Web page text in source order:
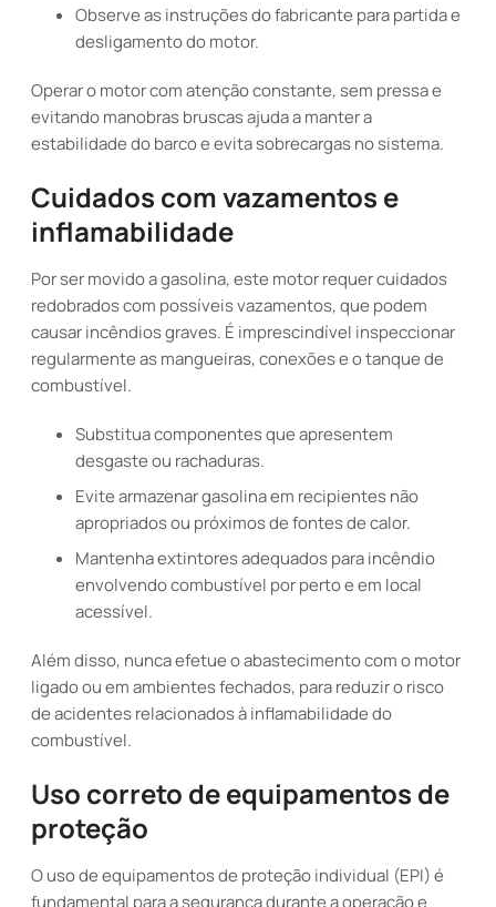
Observe as instruções do fabricante para partida e
desligamento do motor.
Operar o motor com atenção constante, sem pressa e
evitando manobras bruscas ajuda a manter a
estabilidade do barco e evita sobrecargas no sistema.
Cuidados com vazamentos e
inflamabilidade
Por ser movido a gasolina, este motor requer cuidados
redobrados com possíveis vazamentos, que podem
causar incêndios graves. É imprescindível inspeccionar
regularmente as mangueiras, conexões e o tanque de
combustível.
Substitua componentes que apresentem
desgaste ou rachaduras.
Evite armazenar gasolina em recipientes não
apropriados ou próximos de fontes de calor.
Mantenha extintores adequados para incêndio
envolvendo combustível por perto e em local
acessível.
Além disso, nunca efetue o abastecimento com o motor
ligado ou em ambientes fechados, para reduzir o risco
de acidentes relacionados à inflamabilidade do
combustível.
Uso correto de equipamentos de
proteção
O uso de equipamentos de proteção individual (EPI) é
fundamental para a segurança durante a operação e